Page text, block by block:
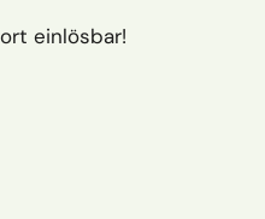
einlösbar!